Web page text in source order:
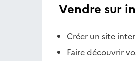
Vendre sur
Créer un site
Faire découvrir